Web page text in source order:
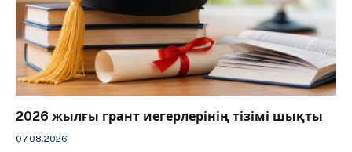
2026 жылғы грант иегерлерінің тізімі шықты
07.08.2026